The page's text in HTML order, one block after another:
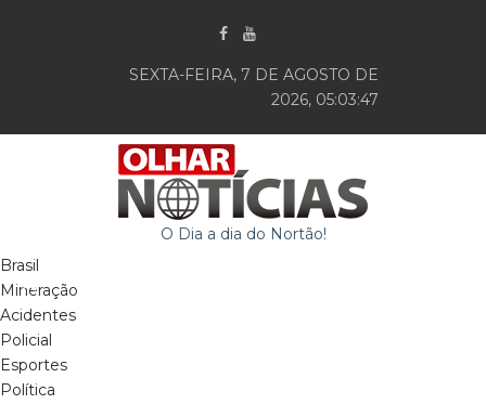
SEXTA-FEIRA, 7 DE AGOSTO DE
2026, 05:03:48
O Dia a dia do Nortão!
Brasil
Mineração
Acidentes
Policial
Esportes
Política